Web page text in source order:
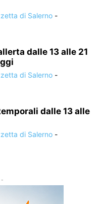
di Salerno -
dalle 13 alle 21
di Salerno -
dalle 13 alle
di Salerno -
-